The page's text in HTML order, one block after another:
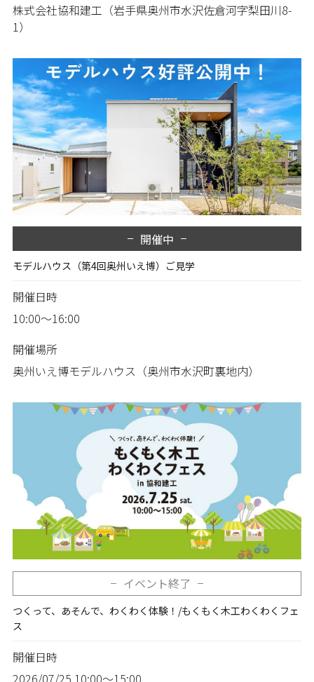
株式会社協和建工（岩手県奥州市水沢佐倉河字梨田川8-
1）
開催中
モデルハウス（第4回奥州いえ博）ご見学
開催日時
10:00～16:00
開催場所
奥州いえ博モデルハウス（奥州市水沢町裏地内）
イベント終了
つくって、あそんで、わくわく体験！/もくもく木工わくわくフェ
ス
開催日時
2026/07/25 10:00～15:00